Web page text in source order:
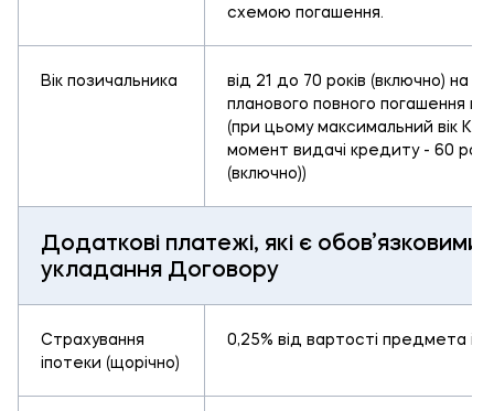
схемою погашення.
Вік позичальника
від 21 до 70 років (включно) на
планового повного погашення
(при цьому максимальний вік
момент видачі кредиту - 60
(включно))
Додаткові платежі, які є обов’язковими
укладання Договору
Страхування
іпотеки (щорічно)
0,25% від вартості предмета